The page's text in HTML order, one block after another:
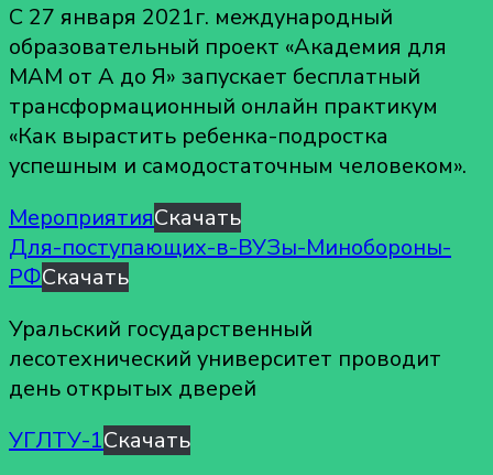
С 27 января 2021г. международный
образовательный проект «Академия для
МАМ от А до Я» запускает бесплатный
трансформационный онлайн практикум
«Как вырастить ребенка-подростка
успешным и самодостаточным человеком».
МероприятияСкачать
Для-поступающих-в-ВУЗы-Минобороны-
РФСкачать
Уральский государственный
лесотехнический университет проводит
день открытых дверей
УГЛТУ-1Скачать